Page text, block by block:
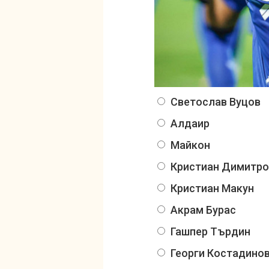
Светослав Вуцов
Алдаир
Майкон
Кристиан
Кристиан Макун
Акрам Бурас
Гашпер Търдин
Георги